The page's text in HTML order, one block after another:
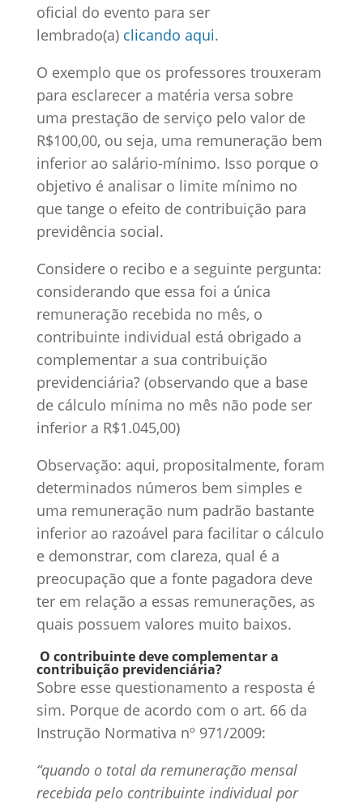
oficial do evento para ser
lembrado(a) clicando aqui.
O exemplo que os professores trouxeram
para esclarecer a matéria versa sobre
uma prestação de serviço pelo valor de
R$100,00, ou seja, uma remuneração bem
inferior ao salário-mínimo. Isso porque o
objetivo é analisar o limite mínimo no
que tange o efeito de contribuição para
previdência social.
Considere o recibo e a seguinte pergunta:
considerando que essa foi a única
remuneração recebida no mês, o
contribuinte individual está obrigado a
complementar a sua contribuição
previdenciária? (observando que a base
de cálculo mínima no mês não pode ser
inferior a R$1.045,00)
Observação: aqui, propositalmente, foram
determinados números bem simples e
uma remuneração num padrão bastante
inferior ao razoável para facilitar o cálculo
e demonstrar, com clareza, qual é a
preocupação que a fonte pagadora deve
ter em relação a essas remunerações, as
quais possuem valores muito baixos.
O contribuinte deve complementar a
contribuição previdenciária?
Sobre esse questionamento a resposta é
sim. Porque de acordo com o art. 66 da
Instrução Normativa nº 971/2009:
“quando o total da remuneração mensal
recebida pelo contribuinte individual por